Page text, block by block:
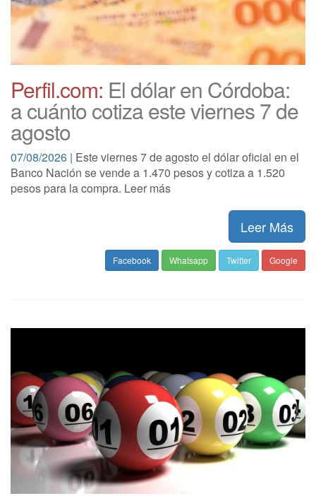
Perfil.com: El dólar en Córdoba:
a cuánto cotiza este viernes 7 de
agosto
07/08/2026 | Este viernes 7 de agosto el dólar oficial en el
Banco Nación se vende a 1.470 pesos y cotiza a 1.520
pesos para la compra. Leer más
Leer Más
Facebook Whatsapp Twitter Google